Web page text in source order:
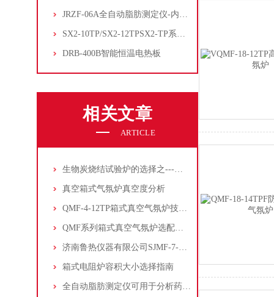
JRZF-06A全自动脂肪测定仪-内置电子制冷系统
SX2-10TP/SX2-12TPSX2-TP系列经济型陶瓷纤维马弗炉
DRB-400B智能恒温电热板
相关文章
ARTICLE
生物炭烧结试验炉的选择之---不锈钢内胆真空气氛炉
真空箱式气氛炉真空度分析
QMF-4-12TP箱式真空气氛炉技术优势分析
QMF系列箱式真空气氛炉选配件指南
济南鲁热仪器有限公司SJMF-7-14TP升降炉技术分析
箱式电阻炉容积大小选择指南
全自动脂肪测定仪可用于分析药物和生物组织中的脂肪含量